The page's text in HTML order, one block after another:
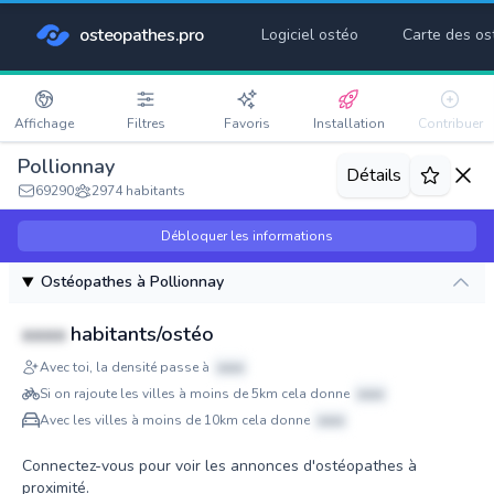
osteopathes.pro Logiciel ostéo Carte des
Affichage Filtres Favoris Installation Contribuer
Pollionnay
69290 2974 habitants
Détails
Débloquer les informations
Ostéopathes à Pollionnay
xxxx habitants/ostéo
Avec toi, la densité passe à
xxxx
Si on rajoute les villes à moins de 5km cela donne
xxxx
Avec les villes à moins de 10km cela donne
xxxx
Connectez-vous pour voir les annonces d'ostéopathes à
proximité.